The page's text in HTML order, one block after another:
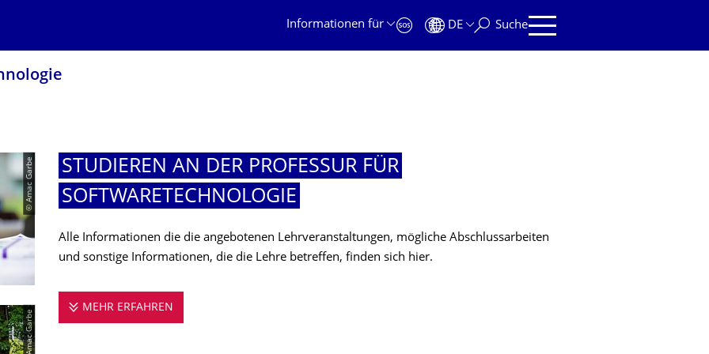
Informationen für
DE Suche
© Amac Garbe
© Amac Garbe
STUDIEREN AN DER PROFESSUR FÜR
SOFTWARETECHNO­LOGIE
Alle Informationen die die angebotenen Lehrveranstaltungen, mögliche Abschlussarbeiten
und sonstige Informationen, die die Lehre betreffen, finden sich hier.
MEHR ERFAHREN